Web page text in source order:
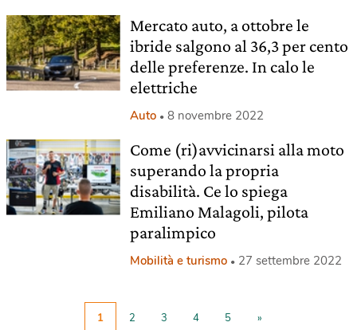
Mercato auto, a ottobre le
ibride salgono al 36,3 per cento
delle preferenze. In calo le
elettriche
Auto 8 novembre 2022
Come (ri)avvicinarsi alla moto
superando la propria
disabilità. Ce lo spiega
Emiliano Malagoli, pilota
paralimpico
Mobilità e turismo 27 settembre 2022
1 2 3 4 5 »